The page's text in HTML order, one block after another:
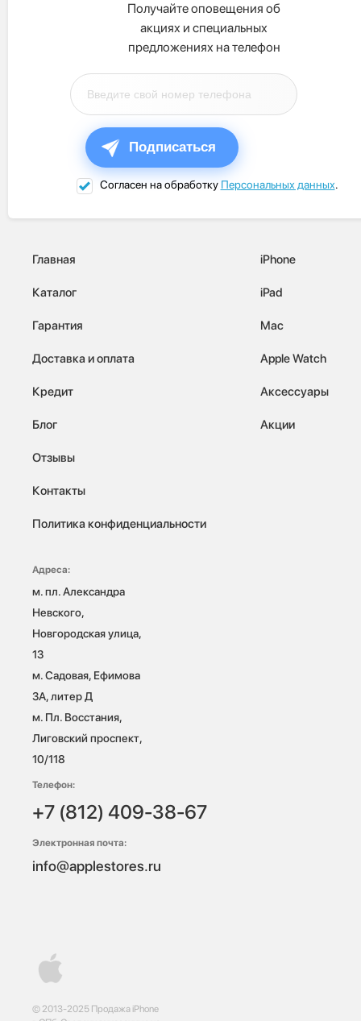
Получайте оповещения об
акциях и специальных
предложениях на телефон
Подписаться
Согласен на обработку Персональных данных.
© 2013-2025 Продажа iPhone
Главная
Каталог
Гарантия
Доставка и оплата
Кредит
Блог
Отзывы
Контакты
Политика конфиденциальности
iPhone
iPad
Mac
Apple Watch
Аксессуары
Акции
Адреса:
м. пл. Александра
Невского,
Новгородская улица,
13
м. Садовая, Ефимова
3А, литер Д
м. Пл. Восстания,
Лиговский проспект,
10/118
Телефон:
+7 (812) 409-38-67
Электронная почта:
info@applestores.ru